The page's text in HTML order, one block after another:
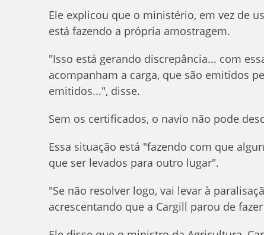
Ele explicou que o ministério, em vez de
está fazendo a própria amostragem.
"Isso está gerando discrepância... com
acompanham a carga, que são emitidos
emitidos...", disse.
Sem os certificados, o navio não pode
Essa situação está "fazendo com que
que ser levados para outro lugar".
"Se não resolver logo, vai levar à
acrescentando que a Cargill parou de